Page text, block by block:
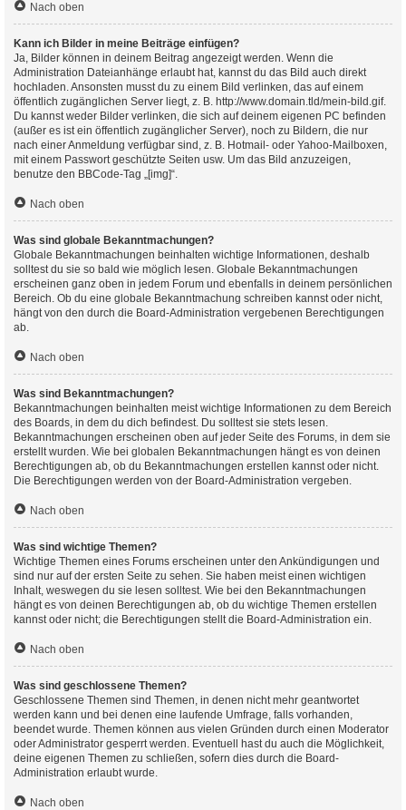
Nach oben
Kann ich Bilder in meine Beiträge einfügen?
Ja, Bilder können in deinem Beitrag angezeigt werden. Wenn die
Administration Dateianhänge erlaubt hat, kannst du das Bild auch direkt
hochladen. Ansonsten musst du zu einem Bild verlinken, das auf einem
öffentlich zugänglichen Server liegt, z. B. http://www.domain.tld/mein-bild.gif.
Du kannst weder Bilder verlinken, die sich auf deinem eigenen PC befinden
(außer es ist ein öffentlich zugänglicher Server), noch zu Bildern, die nur
nach einer Anmeldung verfügbar sind, z. B. Hotmail- oder Yahoo-Mailboxen,
mit einem Passwort geschützte Seiten usw. Um das Bild anzuzeigen,
benutze den BBCode-Tag „[img]“.
Nach oben
Was sind globale Bekanntmachungen?
Globale Bekanntmachungen beinhalten wichtige Informationen, deshalb
solltest du sie so bald wie möglich lesen. Globale Bekanntmachungen
erscheinen ganz oben in jedem Forum und ebenfalls in deinem persönlichen
Bereich. Ob du eine globale Bekanntmachung schreiben kannst oder nicht,
hängt von den durch die Board-Administration vergebenen Berechtigungen
ab.
Nach oben
Was sind Bekanntmachungen?
Bekanntmachungen beinhalten meist wichtige Informationen zu dem Bereich
des Boards, in dem du dich befindest. Du solltest sie stets lesen.
Bekanntmachungen erscheinen oben auf jeder Seite des Forums, in dem sie
erstellt wurden. Wie bei globalen Bekanntmachungen hängt es von deinen
Berechtigungen ab, ob du Bekanntmachungen erstellen kannst oder nicht.
Die Berechtigungen werden von der Board-Administration vergeben.
Nach oben
Was sind wichtige Themen?
Wichtige Themen eines Forums erscheinen unter den Ankündigungen und
sind nur auf der ersten Seite zu sehen. Sie haben meist einen wichtigen
Inhalt, weswegen du sie lesen solltest. Wie bei den Bekanntmachungen
hängt es von deinen Berechtigungen ab, ob du wichtige Themen erstellen
kannst oder nicht; die Berechtigungen stellt die Board-Administration ein.
Nach oben
Was sind geschlossene Themen?
Geschlossene Themen sind Themen, in denen nicht mehr geantwortet
werden kann und bei denen eine laufende Umfrage, falls vorhanden,
beendet wurde. Themen können aus vielen Gründen durch einen Moderator
oder Administrator gesperrt werden. Eventuell hast du auch die Möglichkeit,
deine eigenen Themen zu schließen, sofern dies durch die Board-
Administration erlaubt wurde.
Nach oben